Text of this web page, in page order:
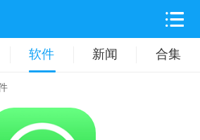
软件 新闻 合集
壁纸 旅游出行